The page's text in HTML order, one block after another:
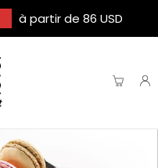
à partir de 86 USD